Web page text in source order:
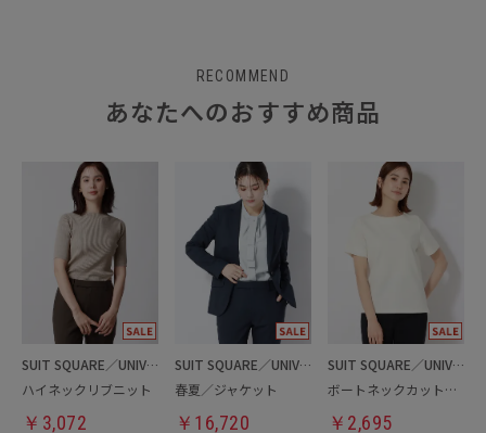
RECOMMEND
あなたへのおすすめ商品
SUIT SQUARE／UNIVERSAL LANGUAGE／WHITE
ハイネックリブニット
￥ 3,072
SUIT SQUARE／UNIVERSAL LANGUAGE／WHITE
春夏／ジャケット
￥ 16,720
SUIT SQUARE／UNIVERSAL LANGUAGE／WHITE
ボートネックカットソー
￥ 2,695